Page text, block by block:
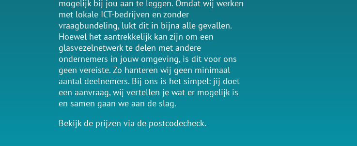
mogelijk bij jou aan te leggen. Omdat wij werken
met lokale ICT-bedrijven en zonder
vraagbundeling, lukt dit in bijna alle gevallen.
Hoewel het aantrekkelijk kan zijn om een
glasvezelnetwerk te delen met andere
ondernemers in jouw omgeving, is dit voor ons
geen vereiste. Zo hanteren wij geen minimaal
aantal deelnemers. Bij ons is het simpel: jij doet
een aanvraag, wij vertellen je wat er mogelijk is
en samen gaan we aan de slag.
Bekijk de prijzen via de postcodecheck.